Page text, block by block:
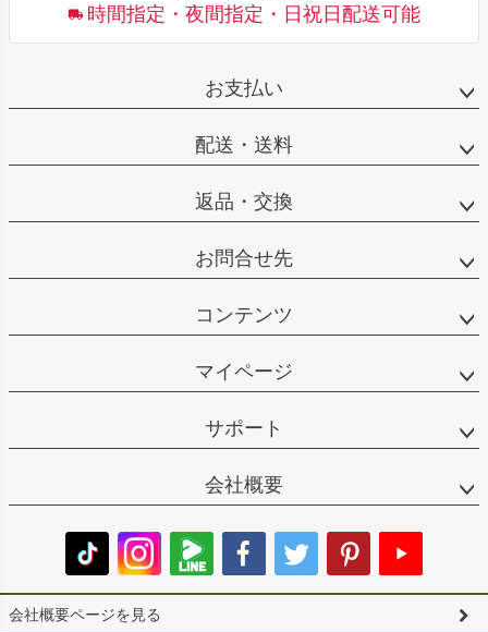
時間指定・夜間指定・日祝日配送可能
お支払い
配送・送料
返品・交換
お問合せ先
コンテンツ
マイページ
サポート
会社概要
会社概要ページを見る